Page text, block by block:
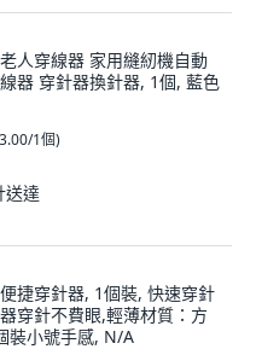
人穿線器 家用縫紉機自動
器 穿針器換針器, 1個, 藍色
1個)
送達
捷穿針器, 1個裝, 快速穿針
穿針不費眼,輕薄材質：方
裝小號手感, N/A